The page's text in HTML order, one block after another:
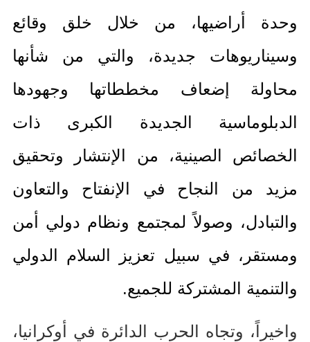
وحدة أراضيها، من خلال خلق وقائع
وسيناريوهات جديدة، والتي من شأنها
محاولة إضعاف مخططاتها وجهودها
الدبلوماسية الجديدة الكبرى ذات
الخصائص الصينية، من الإنتشار وتحقيق
مزيد من النجاح في الإنفتاح والتعاون
والتبادل، وصولاً لمجتمع ونظام دولي أمن
ومستقر، في سبيل تعزيز السلام الدولي
والتنمية المشتركة للجميع.
واخيراً، وتجاه الحرب الدائرة في أوكرانيا،